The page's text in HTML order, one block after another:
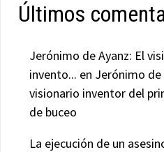
Últimos
Jerónimo de Ayanz: El
invento... en Jerónimo de
visionario inventor del
de buceo
La ejecución de un